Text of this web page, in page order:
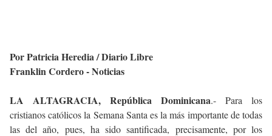
Por Patricia Heredia / Diario Libre
Franklin Cordero - Noticias
LA ALTAGRACIA, República Dominicana.- Para los
cristianos católicos la Semana Santa es la más importante de todas
las del año, pues, ha sido santificada, precisamente, por los